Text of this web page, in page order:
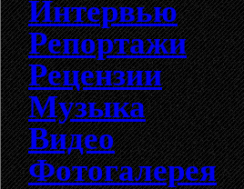
Интервью
Репортажи
Рецензии
Музыка
Видео
Фотогалерея